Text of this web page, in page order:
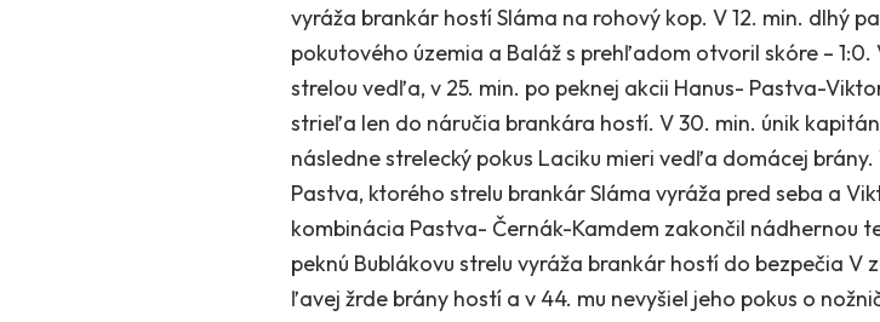
vyráža brankár hostí Sláma na rohový kop. V 12. min. dlhý
pokutového územia a Baláž s prehľadom otvoril skóre – 1:0.
strelou vedľa, v 25. min. po peknej akcii Hanus- Pastva-
strieľa len do náručia brankára hostí. V 30. min. únik
následne strelecký pokus Laciku mieri vedľa domácej
Pastva, ktorého strelu brankár Sláma vyráža pred seba a
kombinácia Pastva- Černák-Kamdem zakončil nádhernou
peknú Bublákovu strelu vyráža brankár hostí do bezpečia V
ľavej žrde brány hostí a v 44. mu nevyšiel jeho pokus o